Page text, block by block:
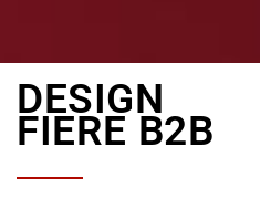
DESIGN
FIERE B2B